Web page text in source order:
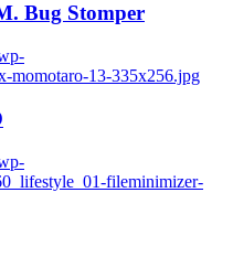
Bug Stomper
momotaro-13-335x256.jpg
fileminimizer-